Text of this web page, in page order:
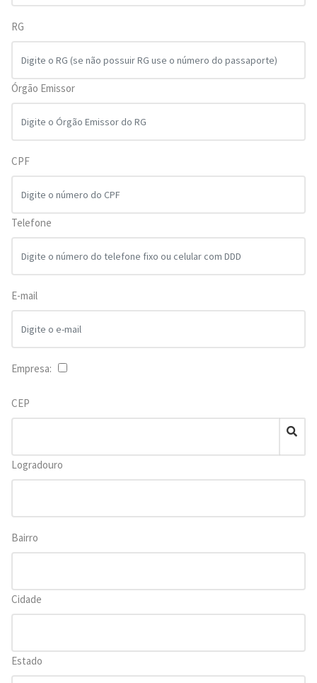
RG
Órgão Emissor
CPF
Telefone
E-mail
Empresa:
CEP
Logradouro
Bairro
Cidade
Estado